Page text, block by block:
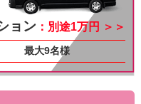
他
ョン ：別途1万円 ＞＞
最大9名様